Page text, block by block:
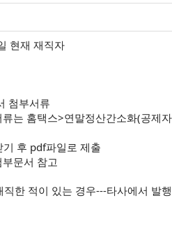
현재 재직자
첨부서류
택스>연말정산간소화(공제
pdf파일로 제출
서 참고
적이 있는 경우---타사에서 발